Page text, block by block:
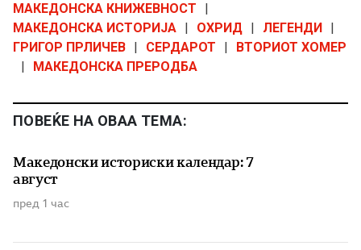
МАКЕДОНСКА КНИЖЕВНОСТ
МАКЕДОНСКА ИСТОРИЈА
ОХРИД ЛЕГЕНДИ
ГРИГОР ПРЛИЧЕВ
СЕРДАРОТ
ВТОРИОТ ХОМЕР
МАКЕДОНСКА ПРЕРОДБА
ПОВЕЌЕ НА ОВАА ТЕМА:
Македонски историски календар: 7
август
пред 1 час